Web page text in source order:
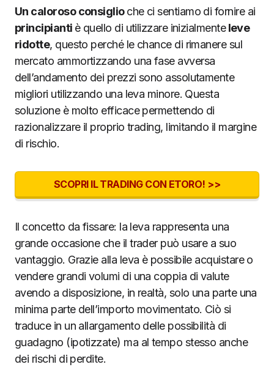
Un caloroso consiglioche ci sentiamo di fornire ai
principianti è quello di utilizzare inizialmenteleve
ridotte, questo perché le chance di rimanere sul
mercato ammortizzando una fase avversa
dell’andamento dei prezzi sono assolutamente
migliori utilizzando una leva minore. Questa
soluzione è molto efficace permettendo di
razionalizzare il proprio trading, limitando il margine
di rischio.
SCOPRI IL TRADING CON ETORO! >>
Il concetto da fissare: la leva rappresenta una
grande occasione che il trader può usare a suo
vantaggio. Grazie alla leva è possibile acquistare o
vendere grandi volumi di una coppia di valute
avendo a disposizione, in realtà, solo una parte una
minima parte dell’importo movimentato. Ciò si
traduce in un allargamento delle possibilità di
guadagno (ipotizzate) ma al tempo stesso anche
dei rischi di perdite.